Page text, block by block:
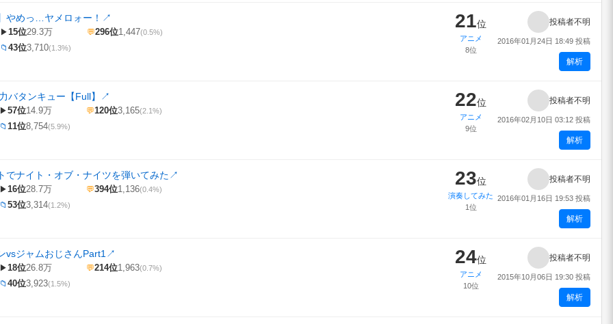
やめっ…ヤメロォー！ ↗
▶15位29.3万 💬296位1,447(0.5%)
📁 43位3,710(1.3%)
21位
アニメ
8位
投稿者不明
2016年01月24日 18:49 投稿
解析
バタンキュー【Full】 ↗
▶57位14.9万 💬120位3,165(2.1%)
📁 11位8,754(5.9%)
22位
アニメ
9位
投稿者不明
2016年02月10日 03:12 投稿
解析
でナイト・オブ・ナイツを弾いてみた↗
▶16位28.7万 💬394位1,136(0.4%)
📁 53位3,314(1.2%)
23位
演奏してみた
1位
投稿者不明
2016年01月16日 19:53 投稿
解析
vsジャムおじさんPart1 ↗
▶18位26.8万 💬214位1,963(0.7%)
📁 40位3,923(1.5%)
24位
アニメ
10位
投稿者不明
2015年10月06日 19:30 投稿
解析